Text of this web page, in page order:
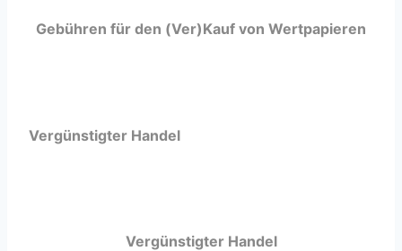
Gebühren für den (Ver)Kauf von Wertpapieren
Vergünstigter Handel
Vergünstigter Handel